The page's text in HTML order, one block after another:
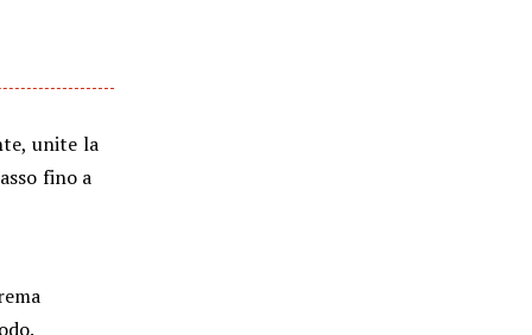
unite la
fino a